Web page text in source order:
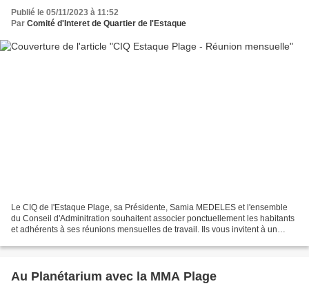
Publié le 05/11/2023 à 11:52
Par Comité d'Interet de Quartier de l'Estaque
Le CIQ de l'Estaque Plage, sa Présidente, Samia MEDELES et l'ensemble
du Conseil d'Adminitration souhaitent associer ponctuellement les habitants
et adhérents à ses réunions mensuelles de travail. Ils vous invitent à un
Au Planétarium avec la MMA Plage